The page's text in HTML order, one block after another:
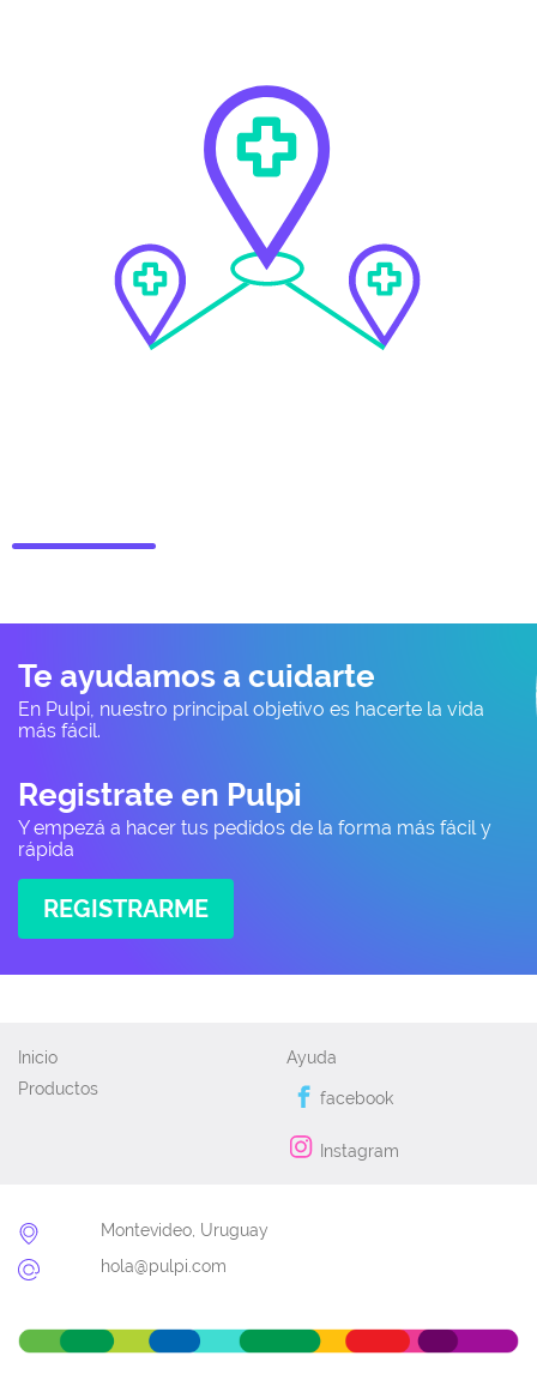
Te ayudamos a cuidarte
En Pulpi, nuestro principal objetivo es hacerte la vida
más fácil.
Registrate en Pulpi
Y empezá a hacer tus pedidos de la forma más fácil y
rápida
REGISTRARME
Inicio
Productos
Ayuda
facebook
Instagram
Montevideo, Uruguay
hola@pulpi.com